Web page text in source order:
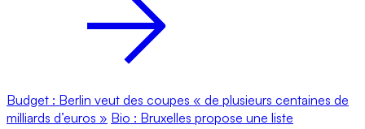
Budget : Berlin veut des coupes « de plusieurs centaines de
milliards d’euros » Bio : Bruxelles propose une liste